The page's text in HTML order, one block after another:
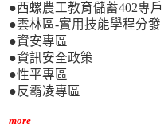
●西螺農工教育儲蓄402專戶
●雲林區-實用技能學程分發
●資安專區
●資訊安全政策
●性平專區
●反霸凌專區
more